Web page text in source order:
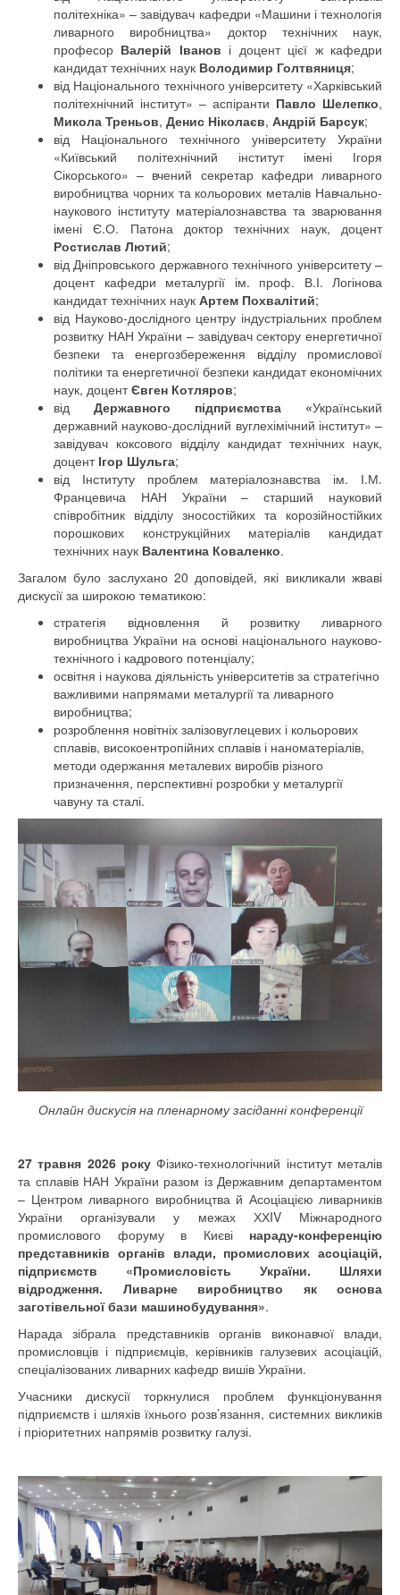
політехніка» – завідувач кафедри «Машини і технологія
ливарного виробництва» доктор технічних наук,
професор Валерій Іванов і доцент цієї ж кафедри
кандидат технічних наук Володимир Голтвяниця;
від Національного технічного університету «Харківський
політехнічний інститут» – аспіранти Павло Шелепко,
Микола Треньов, Денис Ніколаєв, Андрій Барсук;
від Національного технічного університету України
«Київський політехнічний інститут імені Ігоря
Сікорського» – вчений секретар кафедри ливарного
виробництва чорних та кольорових металів Навчально-
наукового інституту матеріалознавства та зварювання
імені Є.О. Патона доктор технічних наук, доцент
Ростислав Лютий;
від Дніпровського державного технічного університету –
доцент кафедри металургії ім. проф. В.І. Логінова
кандидат технічних наук Артем Похвалітий;
від Науково-дослідного центру індустріальних проблем
розвитку НАН України – завідувач сектору енергетичної
безпеки та енергозбереження відділу промислової
політики та енергетичної безпеки кандидат економічних
наук, доцентЄвген Котляров;
від Державного підприємства «Український
державний науково-дослідний вуглехімічний інститут» –
завідувач коксового відділу кандидат технічних наук,
доцент Ігор Шульга;
від
Інституту проблем матеріалознавства ім. І.М.
Францевича НАН України – старший науковий
співробітник відділу зносостійких та корозійностійких
порошкових конструкційних матеріалів кандидат
технічних наук Валентина Коваленко.
Загалом було заслухано 20 доповідей, які викликали жваві
дискусії за широкою тематикою:
стратегія відновлення й розвитку ливарного
виробництва України на основі національного науково-
технічного і кадрового потенціалу;
освітня і наукова діяльність університетів за стратегічно
важливими напрямами металургії та ливарного
виробництва;
розроблення новітніх залізовуглецевих і кольорових
сплавів, високоентропійних сплавів і наноматеріалів,
методи одержання металевих виробів різного
призначення, перспективні розробки у металургії
чавуну та сталі.
Онлайн дискусія на пленарному засіданні конференції
27 травня 2026 року Фізико-технологічний інститут металів
та сплавів НАН України разом із Державним департаментом
– Центром ливарного виробництва й Асоціацією ливарників
України організували у межах ХХIV Міжнародного
промислового форуму в Києвінараду-конференцію
представників органів влади, промислових асоціацій,
підприємств «Промисловість України. Шляхи
відродження. Ливарне виробництво як основа
заготівельної бази машинобудування».
Нарада зібрала представників органів виконавчої влади,
промисловців і підприємців, керівників галузевих асоціацій,
спеціалізованих ливарних кафедр вишів України.
Учасники дискусії торкнулися проблем функціонування
підприємств і шляхів їхнього розв’язання, системних викликів
і пріоритетних напрямів розвитку галузі.